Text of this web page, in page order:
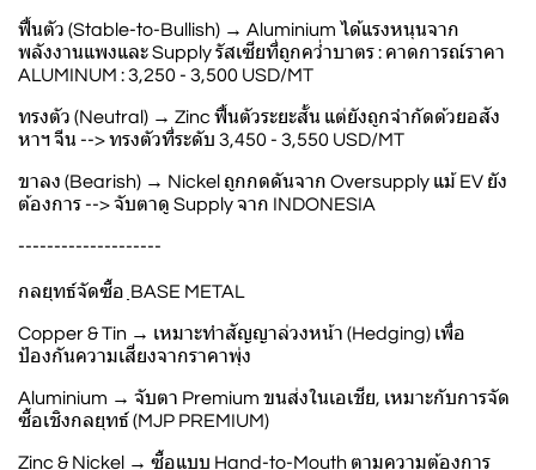
ฟื้นตัว (Stable-to-Bullish) → Aluminium ได้แรงหนุนจาก
พลังงานแพงและ Supply รัสเซียที่ถูกคว่ำบาตร : คาดการณ์ราคา
ALUMINUM : 3,250 - 3,500 USD/MT
ทรงตัว (Neutral) → Zinc ฟื้นตัวระยะสั้น แต่ยังถูกจำกัดด้วยอสัง
หาฯ จีน --> ทรงตัวที่ระดับ 3,450 - 3,550 USD/MT
ขาลง (Bearish) → Nickel ถูกกดดันจาก Oversupply แม้ EV ยัง
ต้องการ --> จับตาดู Supply จาก INDONESIA
--------------------
กลยุทธ์จัดซื้อ ฺฺฺฺBASE METAL
Copper & Tin → เหมาะทำสัญญาล่วงหน้า (Hedging) เพื่อ
ป้องกันความเสี่ยงจากราคาพุ่ง
Aluminium → จับตา Premium ขนส่งในเอเชีย, เหมาะกับการจัด
ซื้อเชิงกลยุทธ์ (MJP PREMIUM)
Zinc & Nickel → ซื้อแบบ Hand-to-Mouth ตามความต้องการ